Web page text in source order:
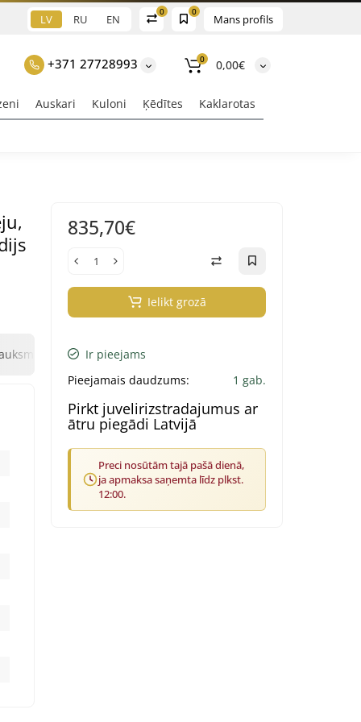
Mans profils
0
0
LV RU EN
+371 27728993 0 0,00€
Auskari Kuloni Ķēdītes Kaklarotas
Jautājums un atbilde
835,70€
Ielikt grozā
Ir pieejams
Pieejamais daudzums:
1 gab.
Pirkt juvelirizstradajumus ar
ātru piegādi Latvijā
Preci nosūtām tajā pašā dienā,
ja apmaksa saņemta līdz plkst.
12:00.